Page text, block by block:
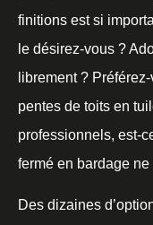
finitions est si
le désirez-vous ?
librement ?
pentes de toits en
professionnels, est-
fermé en bardage ne
Des dizaines